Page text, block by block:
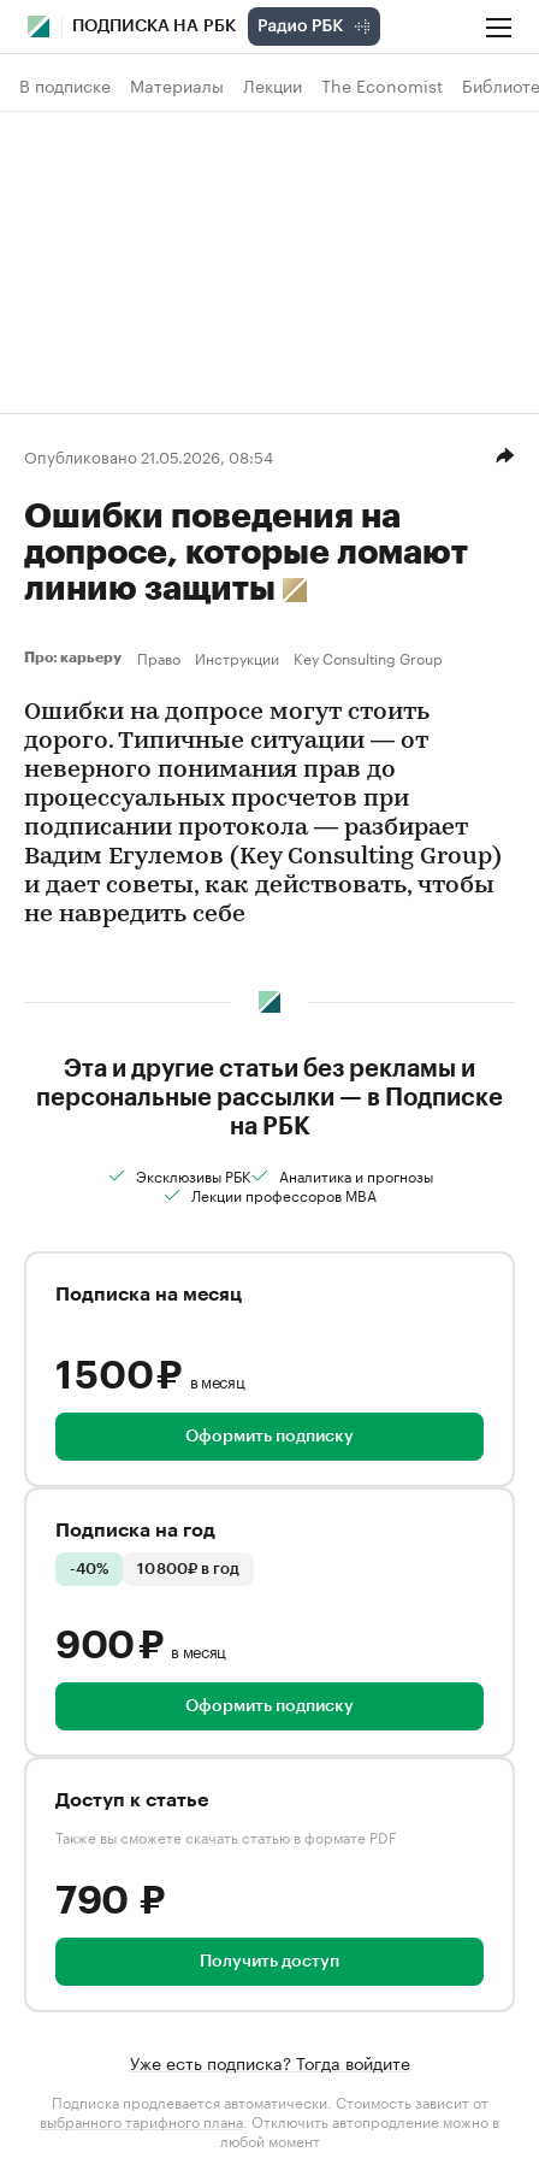
ПОДПИСКА НА РБК
В подписке Материалы Лекции The Economist
Опубликовано 21.05.2026, 08:54
Ошибки поведения на
допросе, которые ломают
линию защиты
Про: карьеру Право Инструкции Key Consulting Group
Ошибки на допросе могут стоить
дорого. Типичные ситуации — от
неверного понимания прав до
процессуальных просчетов при
подписании протокола — разбирает
Вадим Егулемов (Key Consulting Group)
и дает советы, как действовать, чтобы
не навредить себе
Эта и другие статьи без рекламы и
персональные рассылки — в Подписке
на РБК
Эксклюзивы РБК
Аналитика и прогнозы
Лекции профессоров MBA
Подписка на месяц
1 500 ₽ в месяц
Оформить подписку
Подписка на год
-40% 10 800₽ в год
900 ₽ в месяц
Оформить подписку
Доступ к статье
Также вы сможете скачать статью в формате PDF
790 ₽
Получить доступ
Уже есть подписка? Тогда войдите
Подписка продлевается автоматически. Стоимость зависит от
выбранного тарифного плана . Отключить автопродление можно в
любой момент